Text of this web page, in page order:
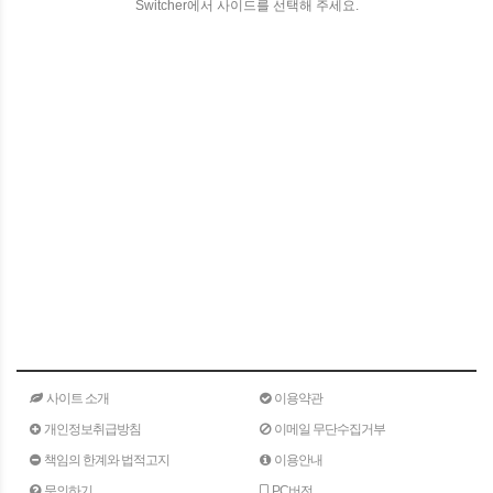
Switcher에서 사이드를 선택해 주세요.
사이트 소개
이용약관
개인정보취급방침
이메일 무단수집거부
책임의 한계와 법적고지
이용안내